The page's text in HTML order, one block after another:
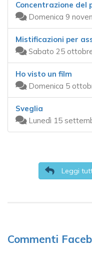
Concentrazione del
Domenica 9
Mistificazioni per
Sabato 25
Ho visto un film
Domenica 5
Sveglia
Lunedì 15
Leggi
Commenti